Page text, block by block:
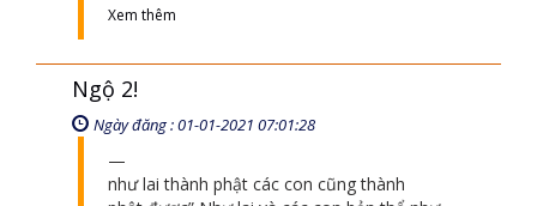
Xem thêm
Ngộ 2!
Ngày đăng : 01-01-2021 07:01:28
như lai thành phật các con cũng thành